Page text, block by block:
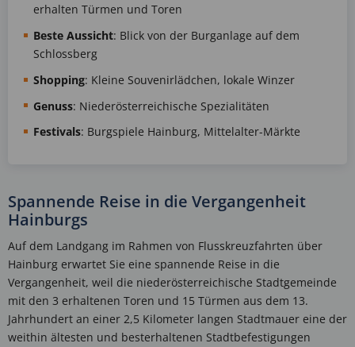
erhalten Türmen und Toren
Beste Aussicht: Blick von der Burganlage auf dem
Schlossberg
Shopping: Kleine Souvenirlädchen, lokale Winzer
Genuss: Niederösterreichische Spezialitäten
Festivals: Burgspiele Hainburg, Mittelalter-Märkte
Spannende Reise in die Vergangenheit
Hainburgs
Auf dem Landgang im Rahmen von Flusskreuzfahrten über
Hainburg erwartet Sie eine spannende Reise in die
Vergangenheit, weil die niederösterreichische Stadtgemeinde
mit den 3 erhaltenen Toren und 15 Türmen aus dem 13.
Jahrhundert an einer 2,5 Kilometer langen Stadtmauer eine der
weithin ältesten und besterhaltenen Stadtbefestigungen